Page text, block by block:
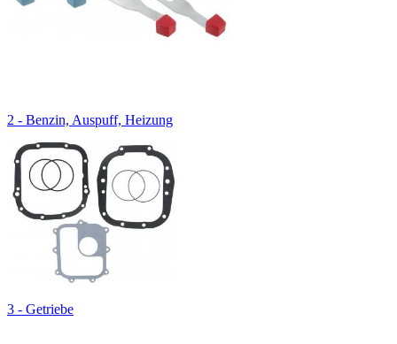
2 - Benzin, Auspuff, Heizung
3 - Getriebe